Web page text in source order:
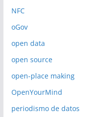
NFC
oGov
open data
open source
open-place making
OpenYourMind
periodismo de datos